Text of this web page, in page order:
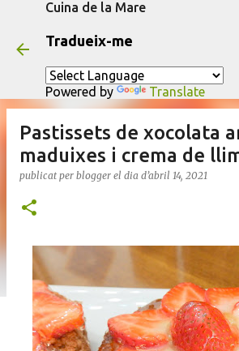
Cuina de la Mare
Tradueix-me
Powered by Translate
Pastissets de xocolata
maduixes i crema de
publicat per blogger el dia d’abril 14, 2021